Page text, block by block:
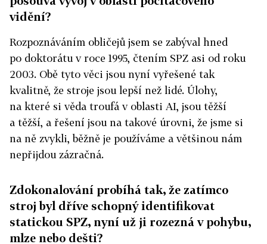
vidění?
Rozpoznáváním obličejů jsem se zabýval hned
po doktorátu v roce 1995, čtením SPZ asi od roku
2003. Obě tyto věci jsou nyní vyřešené tak
kvalitně, že stroje jsou lepší než lidé. Úlohy,
na které si věda troufá v oblasti AI, jsou těžší
a těžší, a řešení jsou na takové úrovni, že jsme si
na ně zvykli, běžně je používáme a většinou nám
nepřijdou zázračná.
Zdokonalování probíhá tak, že zatímco
stroj byl dříve schopný identifikovat
statickou SPZ, nyní už ji rozezná v pohybu,
mlze nebo dešti?